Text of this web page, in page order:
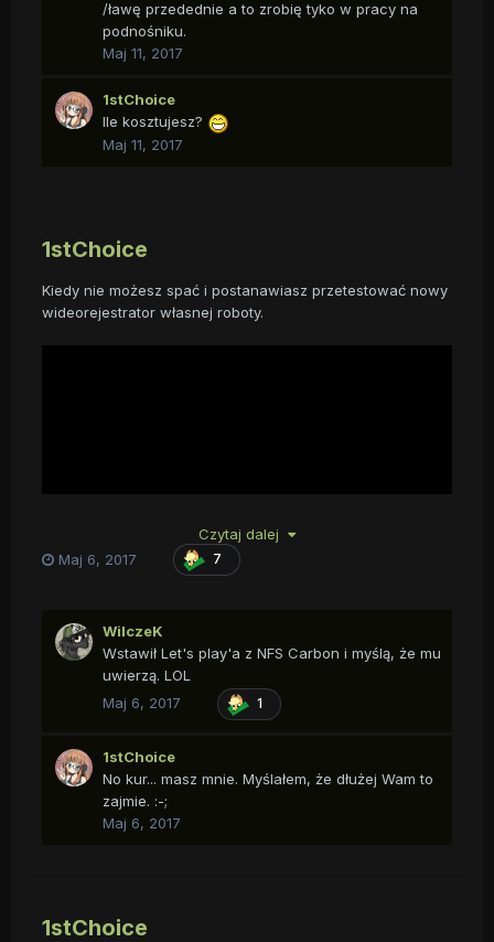
/ławę przedednie a to zrobię tyko w pracy na
podnośniku.
Maj 11, 2017
1stChoice
Ile kosztujesz?
Maj 11, 2017
1stChoice
Kiedy nie możesz spać i postanawiasz przetestować nowy
wideorejestrator własnej roboty.
Ten dzwoneczek w tle to żadna awaria czy coś,
uruchamia się automatycznie po przekroczeniu 100km/h.
Czytaj dalej
Maj 6, 2017
7
WilczeK
Wstawił Let's play'a z NFS Carbon i myślą, że mu
uwierzą. LOL
Maj 6, 2017
1
1stChoice
No kur... masz mnie. Myślałem, że dłużej Wam to
zajmie. :-;
Maj 6, 2017
1stChoice